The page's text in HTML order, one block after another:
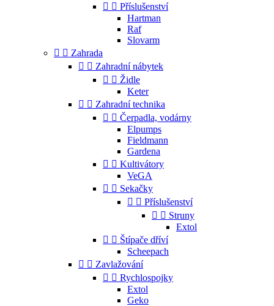
  Příslušenství
Hartman
Raf
Slovarm
  Zahrada
  Zahradní nábytek
  Židle
Keter
  Zahradní technika
  Čerpadla, vodárny
Elpumps
Fieldmann
Gardena
  Kultivátory
VeGA
  Sekačky
  Příslušenství
  Struny
Extol
  Štípače dříví
Scheepach
  Zavlažování
  Rychlospojky
Extol
Geko